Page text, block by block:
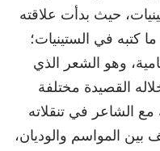
حيث بدأت علاقته
كتبه في الستينيات؛
وهو الشعر الذي
القصيدة مختلفة
الشاعر في تنقلاته
بين المواسم والوديان،